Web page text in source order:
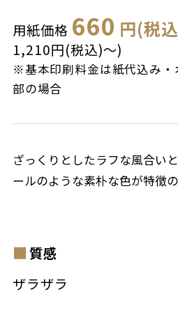
用紙価格 660 円(税
1,210円(税込)～)
※基本印刷料金は紙代込み・
部の場合
ざっくりとしたラフな風合い
ールのような素朴な色が特徴の
質感
ザラザラ